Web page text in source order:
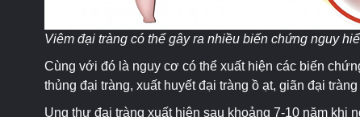
Viêm đại tràng có thể gây ra nhiều biến chứng nguy
Cùng với đó là nguy cơ có thể xuất hiện các biến
thủng đại tràng, xuất huyết đại tràng ồ ạt, giãn đại
Ung thư đại tràng xuất hiện sau khoảng 7-10 năm khi